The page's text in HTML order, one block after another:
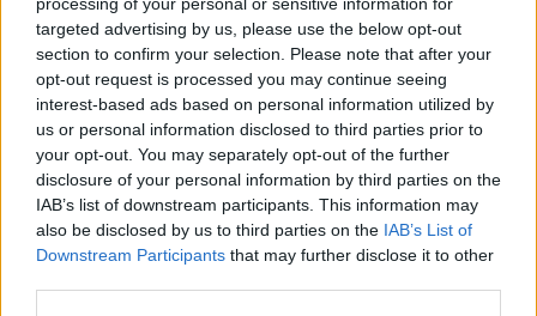
targeted advertising by us, please use the below opt-out
section to confirm your selection. Please note that after your
opt-out request is processed you may continue seeing
interest-based ads based on personal information utilized by
us or personal information disclosed to third parties prior to
your opt-out. You may separately opt-out of the further
disclosure of your personal information by third parties on the
IAB’s list of downstream participants. This information may
also be disclosed by us to third parties on the IAB’s List of
Downstream Participants that may further disclose it to other
Istnieje prawdopodobieństwo, że od przyszłego roku
barwyTSMreprezentował będzie tylko jeden zawodnik
będący członkiem tej ekipy w 2015 roku - Bjergsen.
Północnoamerykański zespół rozpoczął bowiem
poszukiwania potencjalnych nowych marksmanów. Jak
widać, menadżerowie TSM rozważają całkowitą
przebudowę swojej drużyny League of Legends.